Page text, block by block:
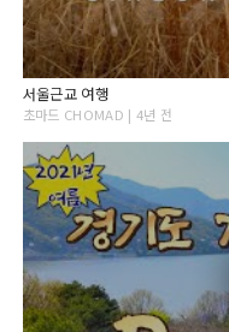
서울근교 여행
초마드 CHOMAD | 4년 전